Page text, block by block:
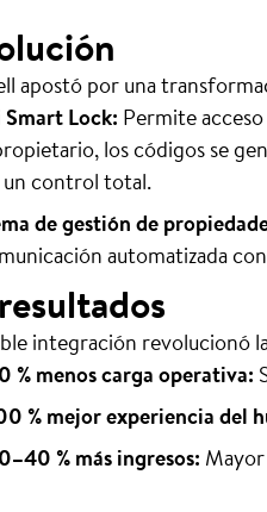
apostó por una
Lock: Permite
los códigos se
un control total.
de gestión de
automatizada
integración revolucionó
% menos carga operativa:
% mejor experiencia del
% más ingresos: